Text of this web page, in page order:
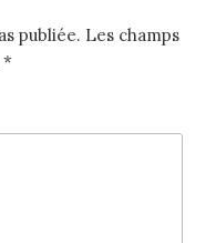
publiée. Les champs
*